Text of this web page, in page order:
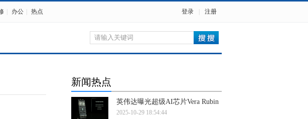
办公 热点 登录 注册
新闻热点
英伟达曝光超级AI芯片Vera Rubin
2025-10-29 18:54:44